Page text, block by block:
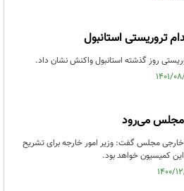
تروریستی استانبول
روز گذشته استانبول واکنش نشان داد.
مجلس می‌رود
مجلس گفت: وزیر امور خارجه برای تشریح
کمیسیون خواهد بود.